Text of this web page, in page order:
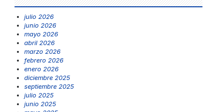
julio 2026
junio 2026
mayo 2026
abril 2026
marzo 2026
febrero 2026
enero 2026
diciembre 2025
septiembre 2025
julio 2025
junio 2025